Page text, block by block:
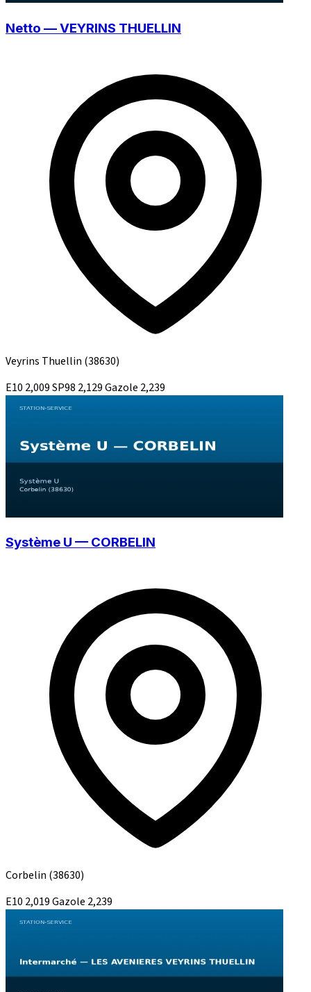
Netto — VEYRINS THUELLIN
Veyrins Thuellin (38630)
E10 2,009SP98 2,129Gazole 2,239
Système U — CORBELIN
Corbelin (38630)
E10 2,019Gazole 2,239